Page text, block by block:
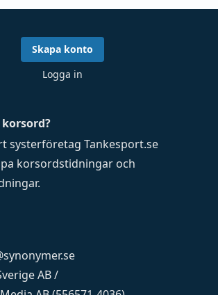
systerföretag Tankesport.se
korsordstidningar och
.
AB /
Skapa konto
Logga in